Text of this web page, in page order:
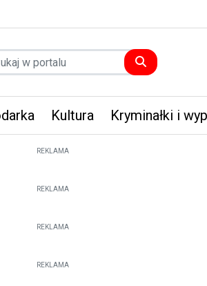
Kultura Kryminałki i
REKLAMA
REKLAMA
REKLAMA
REKLAMA